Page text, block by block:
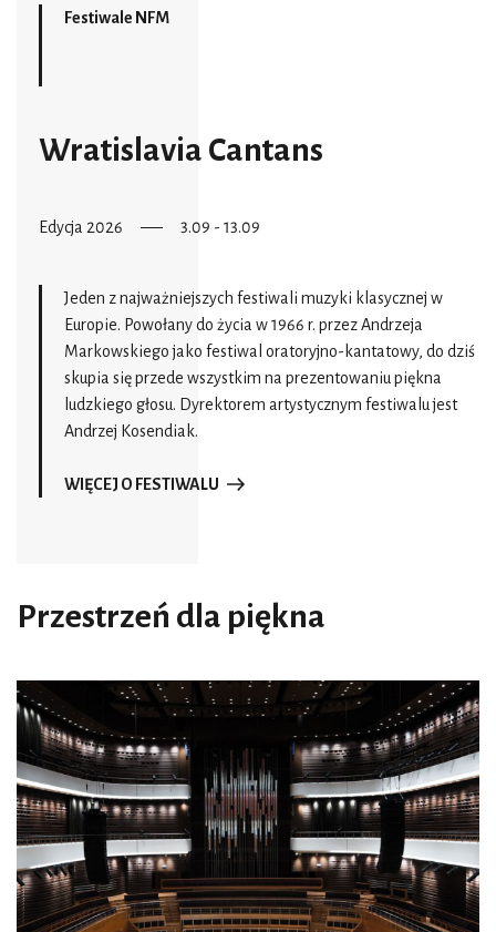
Festiwale NFM
Wratislavia Cantans
Edycja 2026 3.09 - 13.09
Jeden z najważniejszych festiwali muzyki klasycznej w
Europie. Powołany do życia w 1966 r. przez Andrzeja
Markowskiego jako festiwal oratoryjno-kantatowy, do dziś
skupia się przede wszystkim na prezentowaniu piękna
ludzkiego głosu. Dyrektorem artystycznym festiwalu jest
Andrzej Kosendiak.
WIĘCEJ O FESTIWALU
Przestrzeń dla piękna